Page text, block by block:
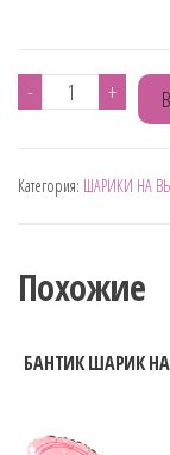
-
Количество
БЕЛЫЙ
ФУКСИЯ
+
Категория: ШАРИКИ НА
Похожие
БАНТИК ШАРИК